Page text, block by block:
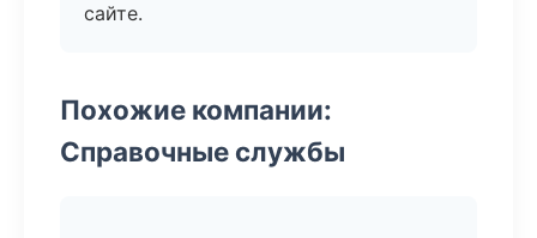
сайте.
Похожие компании:
Справочные службы